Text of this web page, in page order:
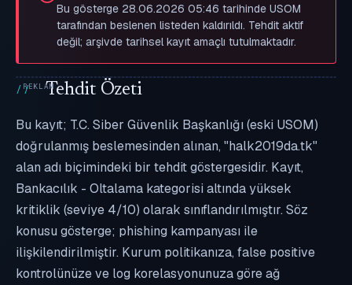
Bu gösterge 28.06.2026 05:46 tarihinde USOM
tarafından beslenen listeden kaldırıldı. Tehdit aktif
değil; arşivde tarihsel kayıt amaçlı tutulmaktadır.
Tehdit Özeti
Bu kayıt; T.C. Siber Güvenlik Başkanlığı (eski USOM)
doğrulanmış beslemesinden alınan, "halk2019da.tk"
alan adı biçimindeki bir tehdit göstergesidir. Kayıt,
Bankacılık - Oltalama kategorisi altında yüksek
kritiklik (seviye 4/10) olarak sınıflandırılmıştır. Söz
konusu gösterge; phishing kampanyası ile
ilişkilendirilmiştir. Kurum politikanıza, false positive
kontrolünüze ve log korelasyonunuza göre ağ